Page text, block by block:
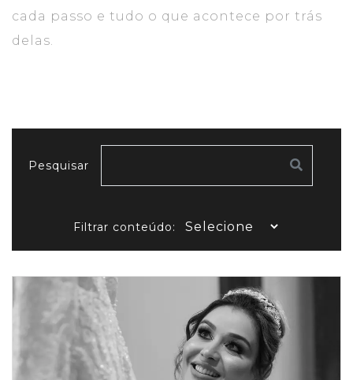
cada passo e tudo o que acontece por trás
delas.
Pesquisar
Filtrar conteúdo: